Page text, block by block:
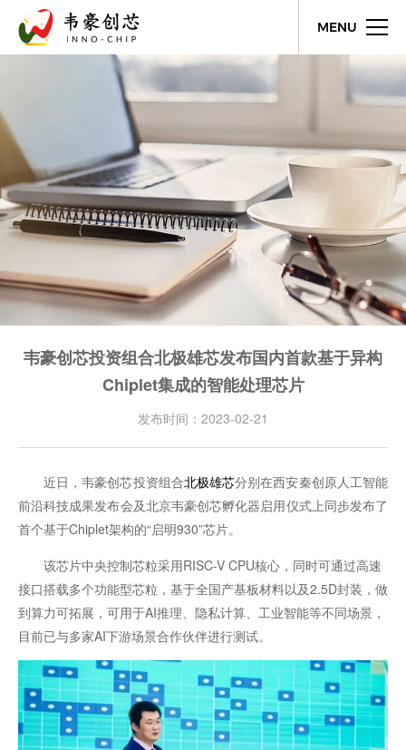
MENU
韦豪创芯投资组合北极雄芯发布国内首款基于异构
Chiplet集成的智能处理芯片
发布时间：2023-02-21
近日，韦豪创芯投资组合北极雄芯分别在西安秦创原人工智能
前沿科技成果发布会及北京韦豪创芯孵化器启用仪式上同步发布了
首个基于Chiplet架构的“启明930”芯片。
该芯片中央控制芯粒采用RISC-V CPU核心，同时可通过高速
接口搭载多个功能型芯粒，基于全国产基板材料以及2.5D封装，做
到算力可拓展，可用于AI推理、隐私计算、工业智能等不同场景，
目前已与多家AI下游场景合作伙伴进行测试。